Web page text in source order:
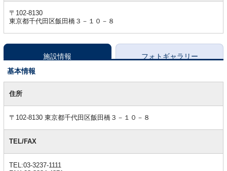
〒102-8130
東京都千代田区飯田橋３－１０－８
施設情報
フォトギャラリー
基本情報
本住所
〒102-8130 東京都千代田区飯田橋３－１０－８
TEL/FAX
TEL:03-3237-1111